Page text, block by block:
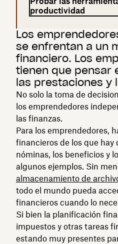
productividad
Los
se enfrentan a un
financiero. Los
tienen que pensar
las prestaciones y
No solo la toma de
los emprendedores
las finanzas.
Para los emprendedores,
financieros de los que hay
nóminas, los beneficios y
algunos ejemplos. Sin
almacenamiento de
todo el mundo pueda
financieros cuando lo
Si bien la planificación
impuestos y otras tareas
estando muy presentes